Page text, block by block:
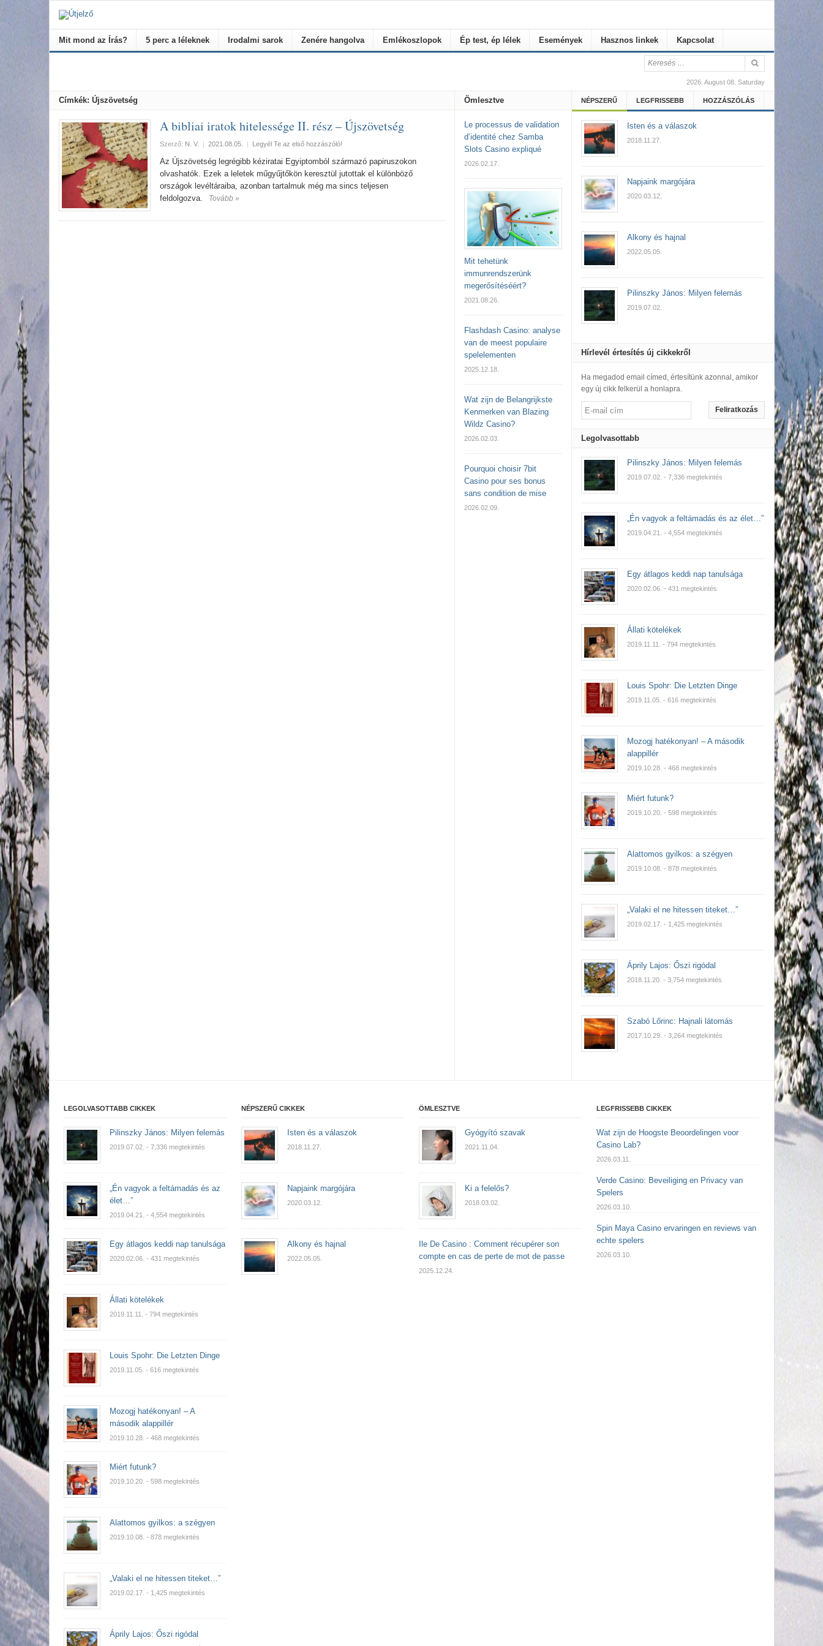
Mit mond az Írás? 5 perc a léleknek Irodalmi sarok Zenére hangolva Emlékoszlopok Ép test, ép lélek Események Hasznos linkek Kapcsolat
2026. August 08. Saturday
Címkék: Újszövetség
A bibliai iratok hitelessége II. rész – Újszövetség
Szerző: N. V. | 2021.08.05. | Legyél Te az első hozzászóló!
Az Újszövetség legrégibb kéziratai Egyiptomból származó papiruszokon
olvashatók. Ezek a leletek műgyűjtőkön keresztül jutottak el különböző
országok levéltáraiba, azonban tartalmuk még ma sincs teljesen
feldolgozva.
Tovább »
Ömlesztve
Le processus de validation
d’identité chez Samba
Slots Casino expliqué
2026.02.17.
Mit tehetünk
immunrendszerünk
megerősítéséért?
2021.08.26.
Flashdash Casino: analyse
van de meest populaire
spelelementen
2025.12.18.
Wat zijn de Belangrijkste
Kenmerken van Blazing
Wildz Casino?
2026.02.03.
Pourquoi choisir 7bit
Casino pour ses bonus
sans condition de mise
2026.02.09.
NÉPSZERŰ LEGFRISSEBB HOZZÁSZÓLÁS
Isten és a válaszok
2018.11.27.
Napjaink margójára
2020.03.12.
Alkony és hajnal
2022.05.05.
Pilinszky János: Milyen felemás
2019.07.02.
Hírlevél értesítés új cikkekről
Ha megadod email címed, értesítünk azonnal, amikor
egy új cikk felkerül a honlapra.
Feliratkozás
Legolvasottabb
Pilinszky János: Milyen felemás
2019.07.02. - 7,336 megtekintés
„Én vagyok a feltámadás és az élet…”
2019.04.21. - 4,554 megtekintés
Egy átlagos keddi nap tanulsága
2020.02.06. - 431 megtekintés
Állati kötelékek
2019.11.11. - 794 megtekintés
Louis Spohr: Die Letzten Dinge
2019.11.05. - 616 megtekintés
Mozogj hatékonyan! – A második
alappillér
2019.10.28. - 468 megtekintés
Miért futunk?
2019.10.20. - 598 megtekintés
Alattomos gyilkos: a szégyen
2019.10.08. - 878 megtekintés
„Valaki el ne hitessen titeket…”
2019.02.17. - 1,425 megtekintés
Áprily Lajos: Őszi rigódal
2018.11.20. - 3,754 megtekintés
Szabó Lőrinc: Hajnali látomás
2017.10.29. - 3,264 megtekintés
LEGOLVASOTTABB CIKKEK
Pilinszky János: Milyen felemás
2019.07.02. - 7,336 megtekintés
„Én vagyok a feltámadás és az
élet…”
2019.04.21. - 4,554 megtekintés
Egy átlagos keddi nap tanulsága
2020.02.06. - 431 megtekintés
Állati kötelékek
2019.11.11. - 794 megtekintés
Louis Spohr: Die Letzten Dinge
2019.11.05. - 616 megtekintés
Mozogj hatékonyan! – A
második alappillér
2019.10.28. - 468 megtekintés
Miért futunk?
2019.10.20. - 598 megtekintés
Alattomos gyilkos: a szégyen
2019.10.08. - 878 megtekintés
„Valaki el ne hitessen titeket…”
2019.02.17. - 1,425 megtekintés
Áprily Lajos: Őszi rigódal
NÉPSZERŰ CIKKEK
Isten és a válaszok
2018.11.27.
Napjaink margójára
2020.03.12.
Alkony és hajnal
2022.05.05.
ÖMLESZTVE
Gyógyító szavak
2021.11.04.
Ki a felelős?
2018.03.02.
Ile De Casino : Comment récupérer son
compte en cas de perte de mot de passe
2025.12.24.
LEGFRISSEBB CIKKEK
Wat zijn de Hoogste Beoordelingen voor
Casino Lab?
2026.03.11.
Verde Casino: Beveiliging en Privacy van
Spelers
2026.03.10.
Spin Maya Casino ervaringen en reviews van
echte spelers
2026.03.10.